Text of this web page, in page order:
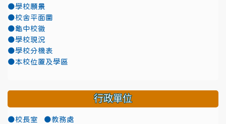
●學校願景
●校舍平面圖
●龜中校徽
●學校現況
●學校分機表
●本校位置及學區
行政單位
●校長室
●教務處